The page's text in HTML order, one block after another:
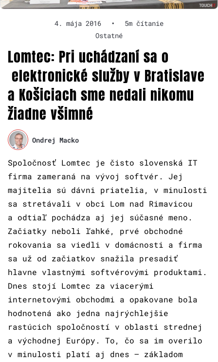
4. mája 2016 •
5m čítanie
Ostatné
Lomtec: Pri uchádzaní sa o
elektronické služby v Bratislave
a Košiciach sme nedali nikomu
žiadne všimné
Ondrej Macko
Spoločnosť Lomtec je čisto slovenská IT
firma zameraná na vývoj softvér. Jej
majitelia sú dávni priatelia, v minulosti
sa stretávali v obci Lom nad Rimavicou
a odtiaľ pochádza aj jej súčasné meno.
Začiatky neboli ľahké, prvé obchodné
rokovania sa viedli v domácnosti a firma
sa už od začiatkov snažila presadiť
hlavne vlastnými softvérovými produktami.
Dnes stojí Lomtec za viacerými
internetovými obchodmi a opakovane bola
hodnotená ako jedna najrýchlejšie
rastúcich spoločností v oblasti strednej
a východnej Európy. To, čo sa im overilo
v minulosti platí aj dnes – základom